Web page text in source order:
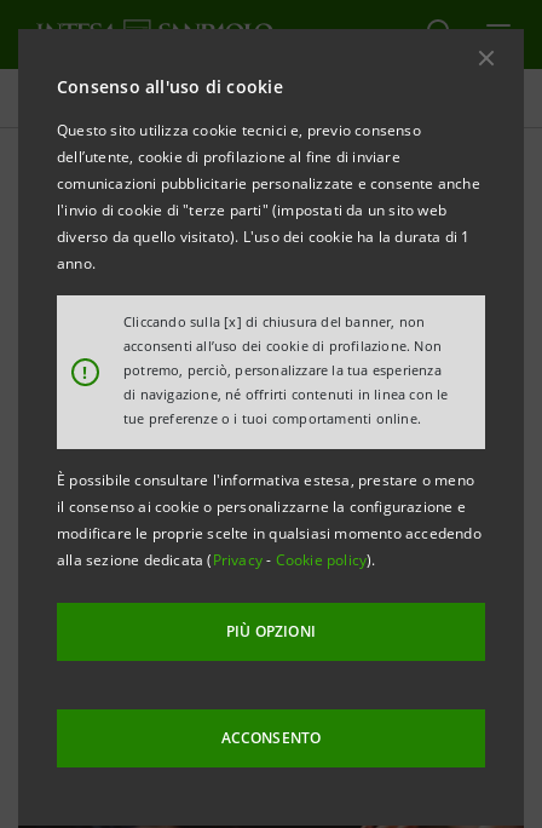
Consenso all'uso di cookie
Questo sito utilizza cookie tecnici e, previo consenso
dell’utente, cookie di profilazione al fine di inviare
comunicazioni pubblicitarie personalizzate e consente anche
l'invio di cookie di "terze parti" (impostati da un sito web
diverso da quello visitato). L'uso dei cookie ha la durata di 1
anno.
!
Cliccando sulla [x] di chiusura del banner, non
acconsenti all’uso dei cookie di profilazione. Non
potremo, perciò, personalizzare la tua esperienza
di navigazione, né offrirti contenuti in linea con le
tue preferenze o i tuoi comportamenti online.
È possibile consultare l'informativa estesa, prestare o meno
il consenso ai cookie o personalizzarne la configurazione e
modificare le proprie scelte in qualsiasi momento accedendo
alla sezione dedicata (Privacy- Cookie policy).
PIÙ OPZIONI
ACCONSENTO
Tutti i progetti
CULTURA
36° Torino Film Festival